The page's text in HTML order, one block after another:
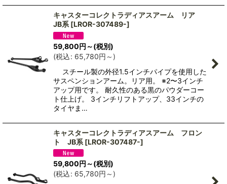
キャスターコレクトラディアスアーム リア
JB系 [LROR-307489-]
59,800円 ～(税別)
(税込: 65,780円 ～ )
スチール製の外径1.5インチパイプを使用した
サスペンションアーム。リア用。 ※2〜3インチ
アップ用です。 耐久性のある黒のパウダーコー
ト仕上げ。 3インチリフトアップ、33インチの
タイヤま…
キャスターコレクトラディアスアーム フロン
ト JB系 [LROR-307487-]
59,800円 ～(税別)
(税込: 65,780円 ～ )